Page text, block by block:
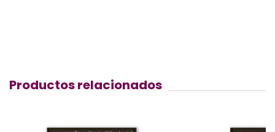
Productos relacionados